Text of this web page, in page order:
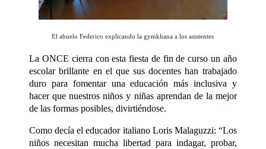
El abuelo Federico explicando la gymkhana a los asistentes
La ONCE cierra con esta fiesta de fin de curso un año
escolar brillante en el que sus docentes han trabajado
duro para fomentar una educación más inclusiva y
hacer que nuestros niños y niñas aprendan de la mejor
de las formas posibles, divirtiéndose.
Como decía el educador italiano Loris Malaguzzi: “Los
niños necesitan mucha libertad para indagar, probar,